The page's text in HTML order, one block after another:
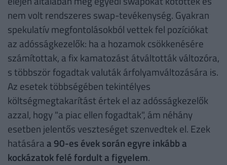
nem volt rendszeres swap-tevékenység. Gyakran
spekulatív megfontolásokból vettek fel pozíciókat
az adósságkezelők: ha a hozamok csökkenésére
számítottak, a fix kamatozást átváltották változóra,
s többször fogadtak valuták árfolyamváltozására is.
Az esetek többségében tekintélyes
költségmegtakarítást értek el az adósságkezelők
azzal, hogy "a piac ellen fogadtak", ám néhány
esetben jelentős veszteséget szenvedtek el. Ezek
hatására a 90-es évek során egyre inkább a
kockázatok felé fordult a figyelem.